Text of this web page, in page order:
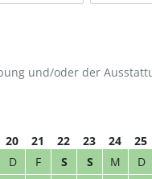
und/oder der
20 21 22 23 24 25
D F S S M D